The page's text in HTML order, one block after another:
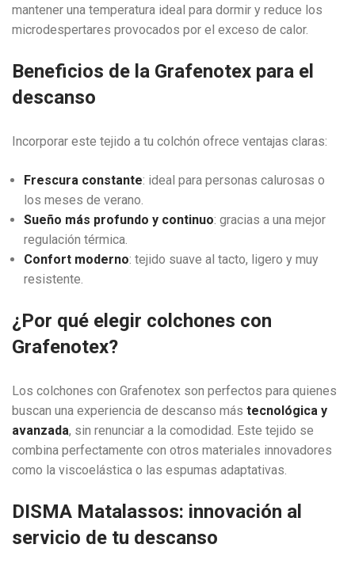
mantener una temperatura ideal para dormir y reduce los
microdespertares provocados por el exceso de calor.
Beneficios de la Grafenotex para el
descanso
Incorporar este tejido a tu colchón ofrece ventajas claras:
Frescura constante: ideal para personas calurosas o
los meses de verano.
Sueño más profundo y continuo: gracias a una mejor
regulación térmica.
Confort moderno: tejido suave al tacto, ligero y muy
resistente.
¿Por qué elegir colchones con
Grafenotex?
Los colchones con Grafenotex son perfectos para quienes
buscan una experiencia de descanso más tecnológica y
avanzada, sin renunciar a la comodidad. Este tejido se
combina perfectamente con otros materiales innovadores
como la viscoelástica o las espumas adaptativas.
DISMA Matalassos: innovación al
servicio de tu descanso